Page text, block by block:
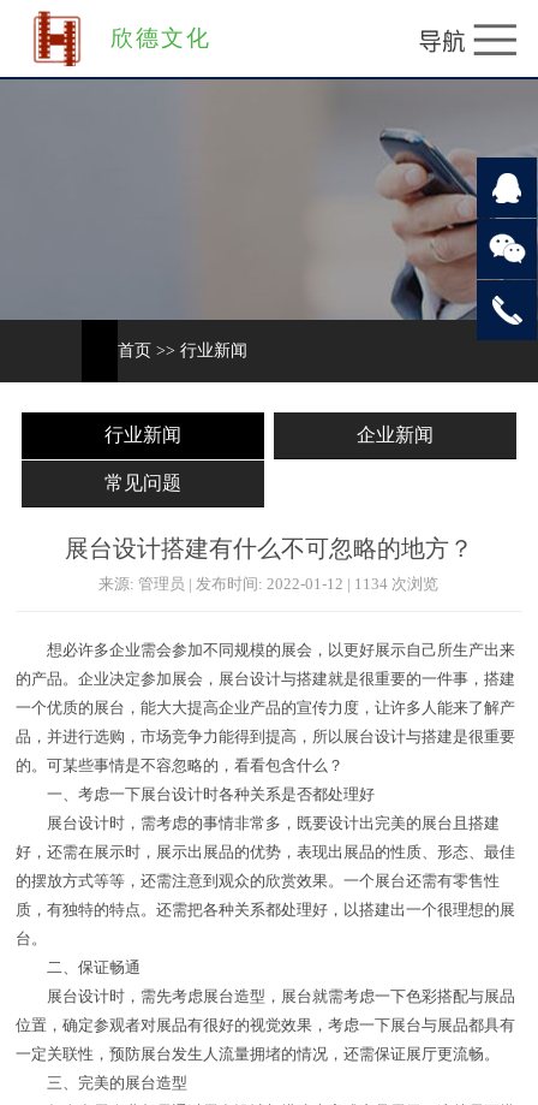
欣德文化
首页 >> 行业新闻
行业新闻 企业新闻
常见问题
展台设计搭建有什么不可忽略的地方？
来源: 管理员 | 发布时间: 2022-01-12 | 1134 次浏览
想必许多企业需会参加不同规模的展会，以更好展示自己所生产出来
的产品。企业决定参加展会，展台设计与搭建就是很重要的一件事，搭建
一个优质的展台，能大大提高企业产品的宣传力度，让许多人能来了解产
品，并进行选购，市场竞争力能得到提高，所以展台设计与搭建是很重要
的。可某些事情是不容忽略的，看看包含什么？
一、考虑一下展台设计时各种关系是否都处理好
展台设计时，需考虑的事情非常多，既要设计出完美的展台且搭建
好，还需在展示时，展示出展品的优势，表现出展品的性质、形态、最佳
的摆放方式等等，还需注意到观众的欣赏效果。一个展台还需有零售性
质，有独特的特点。还需把各种关系都处理好，以搭建出一个很理想的展
台。
二、保证畅通
展台设计时，需先考虑展台造型，展台就需考虑一下色彩搭配与展品
位置，确定参观者对展品有很好的视觉效果，考虑一下展台与展品都具有
一定关联性，预防展台发生人流量拥堵的情况，还需保证展厅更流畅。
三、完美的展台造型